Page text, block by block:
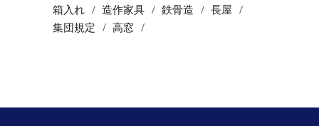
箱入れ
造作家具 鉄骨造
長屋
集団規定
高窓